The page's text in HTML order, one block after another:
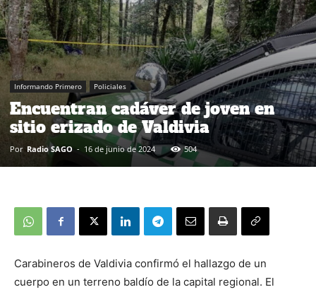
Informando Primero Policiales
Encuentran cadáver de joven en
sitio erizado de Valdivia
Por Radio SAGO - 16 de junio de 2024 504
Carabineros de Valdivia confirmó el hallazgo de un
cuerpo en un terreno baldío de la capital regional. El